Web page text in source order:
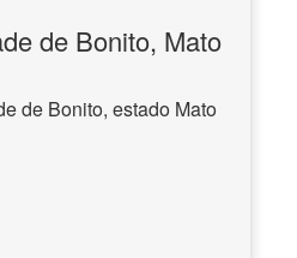
de Bonito, Mato
de Bonito, estado Mato